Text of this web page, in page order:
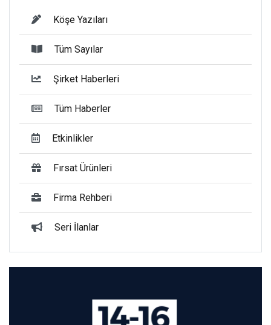
Köşe Yazıları
Tüm Sayılar
Şirket Haberleri
Tüm Haberler
Etkinlikler
Fırsat Ürünleri
Firma Rehberi
Seri İlanlar